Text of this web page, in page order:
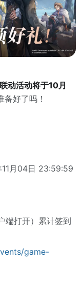
动活动将于10月
好了吗！
月04日 23:59:59
端打开）累计签到
game-